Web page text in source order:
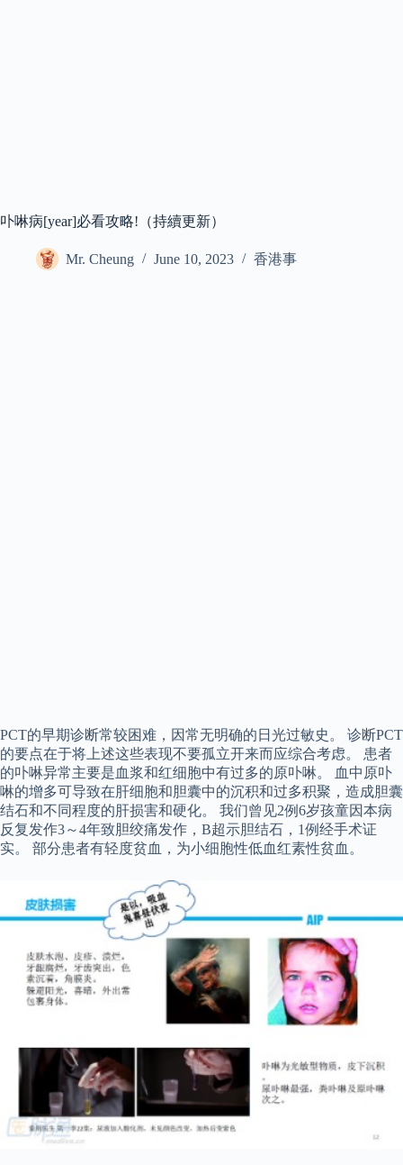
卟啉病[year]必看攻略!（持續更新）
Mr. Cheung June 10, 2023 香港事
PCT的早期诊断常较困难，因常无明确的日光过敏史。 诊断PCT
的要点在于将上述这些表现不要孤立开来而应综合考虑。 患者
的卟啉异常主要是血浆和红细胞中有过多的原卟啉。 血中原卟
啉的增多可导致在肝细胞和胆囊中的沉积和过多积聚，造成胆囊
结石和不同程度的肝损害和硬化。 我们曾见2例6岁孩童因本病
反复发作3～4年致胆绞痛发作，B超示胆结石，1例经手术证
实。 部分患者有轻度贫血，为小细胞性低血红素性贫血。